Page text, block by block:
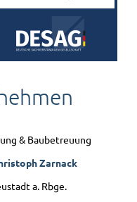
& Baubetreuung
Zarnack
a. Rbge.